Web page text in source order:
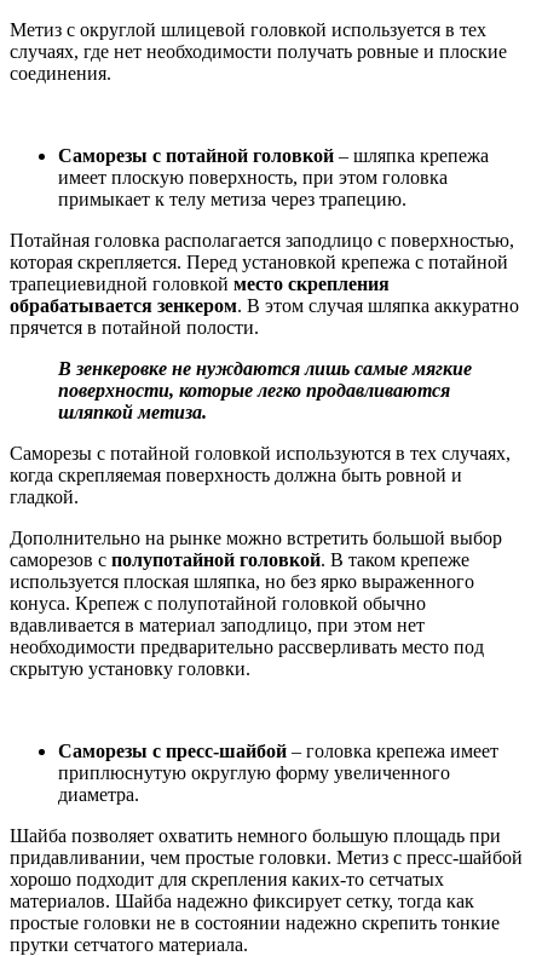
Метиз с округлой шлицевой головкой используется в тех
случаях, где нет необходимости получать ровные и плоские
соединения.
Саморезы с потайной головкой – шляпка крепежа
имеет плоскую поверхность, при этом головка
примыкает к телу метиза через трапецию.
Потайная головка располагается заподлицо с поверхностью,
которая скрепляется. Перед установкой крепежа с потайной
трапециевидной головкой место скрепления
обрабатывается зенкером. В этом случая шляпка аккуратно
прячется в потайной полости.
В зенкеровке не нуждаются лишь самые мягкие
поверхности, которые легко продавливаются
шляпкой метиза.
Саморезы с потайной головкой используются в тех случаях,
когда скрепляемая поверхность должна быть ровной и
гладкой.
Дополнительно на рынке можно встретить большой выбор
саморезов с полупотайной головкой. В таком крепеже
используется плоская шляпка, но без ярко выраженного
конуса. Крепеж с полупотайной головкой обычно
вдавливается в материал заподлицо, при этом нет
необходимости предварительно рассверливать место под
скрытую установку головки.
Саморезы с пресс-шайбой – головка крепежа имеет
приплюснутую округлую форму увеличенного
диаметра.
Шайба позволяет охватить немного большую площадь при
придавливании, чем простые головки. Метиз с пресс-шайбой
хорошо подходит для скрепления каких-то сетчатых
материалов. Шайба надежно фиксирует сетку, тогда как
простые головки не в состоянии надежно скрепить тонкие
прутки сетчатого материала.